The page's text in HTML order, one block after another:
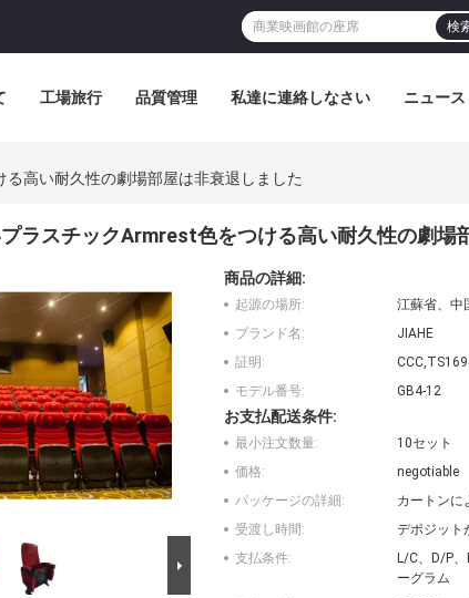
検
工場旅行 品質管理 私達に連絡しなさい ニュース
高い耐久性の劇場部屋は非衰退しました
ラスチックArmrest色をつける高い耐久性の劇場
商品の詳細:
起源の場所:
江蘇省、中
ブランド名:
JIAHE
証明:
モデル番号:
GB4-12
お支払配送条件:
最小注文数量:
10セット
価格:
negotiable
パッケージの詳細:
カートンに
受渡し時間:
デポジット
支払条件:
L/C、D/P
ーグラム